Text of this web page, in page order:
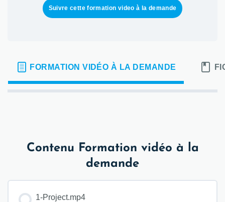
Suivre cette formation video à la demande
FORMATION VIDÉO À LA DEMANDE
Contenu Formation vidéo à la
demande
1-Project.mp4